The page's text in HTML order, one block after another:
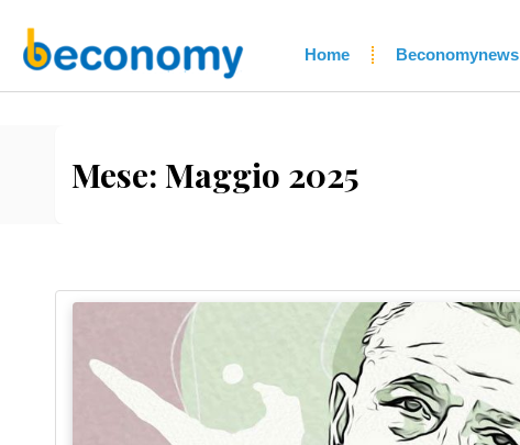
Home Beconomynews
Mese: Maggio 2025